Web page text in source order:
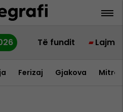
Të fundit Lajme
Ferizaj Gjakova